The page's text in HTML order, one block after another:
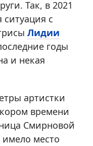
Так, в 2021
ситуация с
Лидии
годы
и некая
артистки
времени
Смирновой
имело место